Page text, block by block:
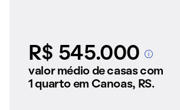
R$ 545.000A partir dos imóveis
anunciados pelo
valor médio de casas com
1 quarto em Canoas, RS.